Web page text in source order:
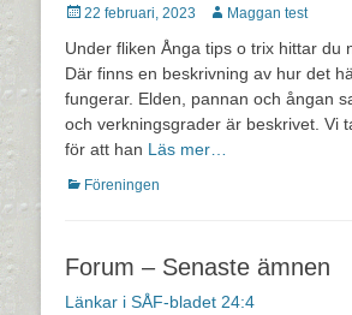
Postades
22 februari, 2023 Författare
Maggan test
Under fliken Ånga tips o trix hittar du
Där finns en beskrivning av hur det
fungerar. Elden, pannan och ångan
och verkningsgrader är beskrivet. Vi
för att han Läs mer…
Kategorier
Föreningen
Forum – Senaste ämnen
Länkar i SÅF-bladet 24:4